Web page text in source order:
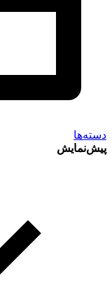
دسته‌ها
پیش‌نمایش